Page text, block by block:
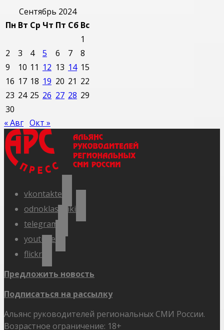
Сентябрь 2024
Пн Вт Ср Чт Пт Сб Вс
1
2
3 4 5 6 7
8
9
10 11 12 13 14 15
16 17 18 19 20 21 22
23 24 25 26 27 28 29
30
« Авг Окт »
vkontakte
odnoklassniki
telegram
youtube
flickr
Предложить новость
Подписаться на рассылку
Альянс руководителей региональных СМИ России.
Возрастное ограничение: 18+